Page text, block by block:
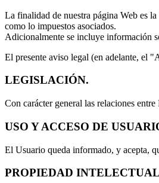
La finalidad de nuestra página Web es
como lo impuestos asociados.
Adicionalmente se incluye información
El presente aviso legal (en adelante,
LEGISLACIÓN.
Con carácter general las relaciones
USO Y ACCESO DE
El Usuario queda informado, y acepta,
PROPIEDAD